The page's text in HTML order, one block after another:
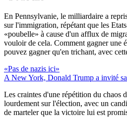
En Pennsylvanie, le milliardaire a
sur l'immigration, répétant que les
«poubelle» à cause d'un afflux de
vouloir de cela. Comment gagner une
pouvez gagner qu'en trichant, avec
«Pas de nazis ici»
A New York, Donald Trump a invité
Les craintes d'une répétition du chaos
lourdement sur l'élection, avec un
de marteler que la victoire lui est